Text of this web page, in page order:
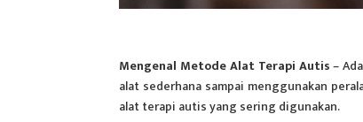
Mengenal Metode Alat Terapi Autis–
alat sederhana sampai menggunakan
alat terapi autis yang sering digunakan.